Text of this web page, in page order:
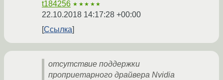
t184256 ★★★★★
22.10.2018 14:17:28 +00:00
Ссылка
отсутствие поддержки
проприетарного драйвера Nvidia